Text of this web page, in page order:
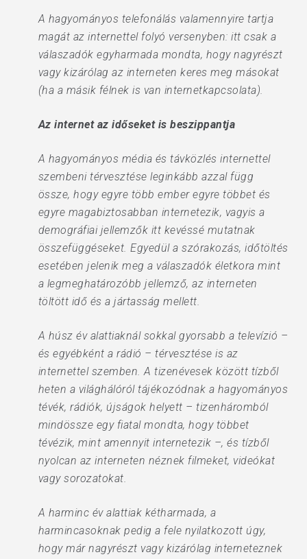
A hagyományos telefonálás valamennyire tartja
magát az internettel folyó versenyben: itt csak a
válaszadók egyharmada mondta, hogy nagyrészt
vagy kizárólag az interneten keres meg másokat
(ha a másik félnek is van internetkapcsolata).
Az internet az időseket is beszippantja
A hagyományos média és távközlés internettel
szembeni térvesztése leginkább azzal függ
össze, hogy egyre több ember egyre többet és
egyre magabiztosabban internetezik, vagyis a
demográfiai jellemzők itt kevéssé mutatnak
összefüggéseket. Egyedül a szórakozás, időtöltés
esetében jelenik meg a válaszadók életkora mint
a legmeghatározóbb jellemző, az interneten
töltött idő és a jártasság mellett.
A húsz év alattiaknál sokkal gyorsabb a televízió –
és egyébként a rádió – térvesztése is az
internettel szemben. A tizenévesek között tízből
heten a világhálóról tájékozódnak a hagyományos
tévék, rádiók, újságok helyett – tizenháromból
mindössze egy fiatal mondta, hogy többet
tévézik, mint amennyit internetezik –, és tízből
nyolcan az interneten néznek filmeket, videókat
vagy sorozatokat.
A harminc év alattiak kétharmada, a
harmincasoknak pedig a fele nyilatkozott úgy,
hogy már nagyrészt vagy kizárólag interneteznek